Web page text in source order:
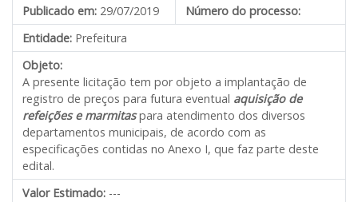
Publicado em: 29/07/2019
Número do processo:
Entidade: Prefeitura
Objeto:
A presente licitação tem por objeto a implantação de
registro de preços para futura eventual aquisição de
refeições e marmitas para atendimento dos diversos
departamentos municipais, de acordo com as
especificações contidas no Anexo I, que faz parte deste
edital.
Valor Estimado: ---